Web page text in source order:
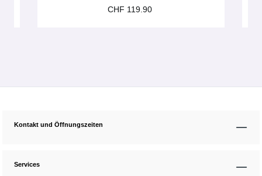
CHF 119.90
Kontakt und Öffnungszeiten
Services